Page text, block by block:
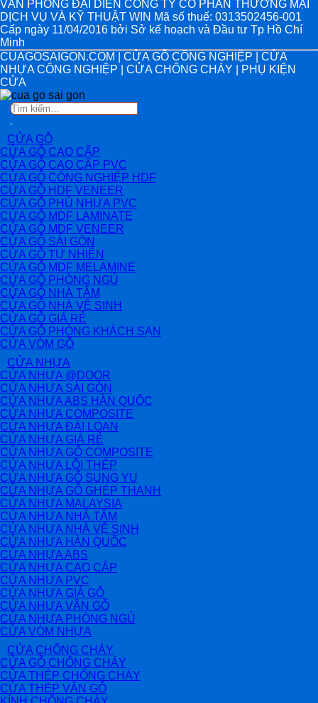
VĂN PHÒNG ĐẠI DIỆN CÔNG TY CỔ PHẦN THƯƠNG MẠI
DỊCH VỤ VÀ KỸ THUẬT WIN Mã số thuế: 0313502456-001
Cấp ngày 11/04/2016 bởi Sở kế hoạch và Đầu tư Tp Hồ Chí
Minh
CUAGOSAIGON.COM | CỬA GỖ CÔNG NGHIỆP | CỬA
NHỰA CÔNG NGHIỆP | CỬA CHỐNG CHÁY | PHỤ KIỆN
CỬA
Tìm
CỬA GỖ
CỬA GỖ CAO CẤP
CỬA GỖ CAO CẤP PVC
CỬA GỖ CÔNG NGHIỆP HDF
CỬA GỖ HDF VENEER
CỬA GỖ PHỦ NHỰA PVC
CỬA GỖ MDF LAMINATE
CỬA GỖ MDF VENEER
CỬA GỖ SÀI GÒN
CỬA GỖ TỰ NHIÊN
CỬA GỖ MDF MELAMINE
CỬA GỖ PHÒNG NGỦ
CỬA GỖ NHÀ TẮM
CỬA GỖ NHÀ VỆ SINH
CỬA GỖ GIÁ RẺ
CỬA GỖ PHÒNG KHÁCH SẠN
CỬA VÒM GỖ
CỬA NHỰA
CỬA NHỰA @DOOR
CỬA NHỰA SÀI GÒN
CỬA NHỰA ABS HÀN QUỐC
CỬA NHỰA COMPOSITE
CỬA NHỰA ĐÀI LOAN
CỬA NHỰA GIÁ RẺ
CỬA NHỰA GỖ COMPOSITE
CỬA NHỰA LÕI THÉP
CỬA NHỰA GỖ SUNG YU
CỬA NHỰA GỖ GHÉP THANH
CỬA NHỰA MALAYSIA
CỬA NHỰA NHÀ TẮM
CỬA NHỰA NHÀ VỆ SINH
CỬA NHỰA HÀN QUỐC
CỬA NHỰA ABS
CỬA NHỰA CAO CẤP
CỬA NHỰA PVC
CỬA NHỰA GIẢ GỖ
CỬA NHỰA VÂN GỖ
CỬA NHỰA PHÒNG NGỦ
CỬA VÒM NHỰA
CỬA CHỐNG CHÁY
CỬA GỖ CHỐNG CHÁY
CỬA THÉP CHỐNG CHÁY
CỬA THÉP VÂN GỖ